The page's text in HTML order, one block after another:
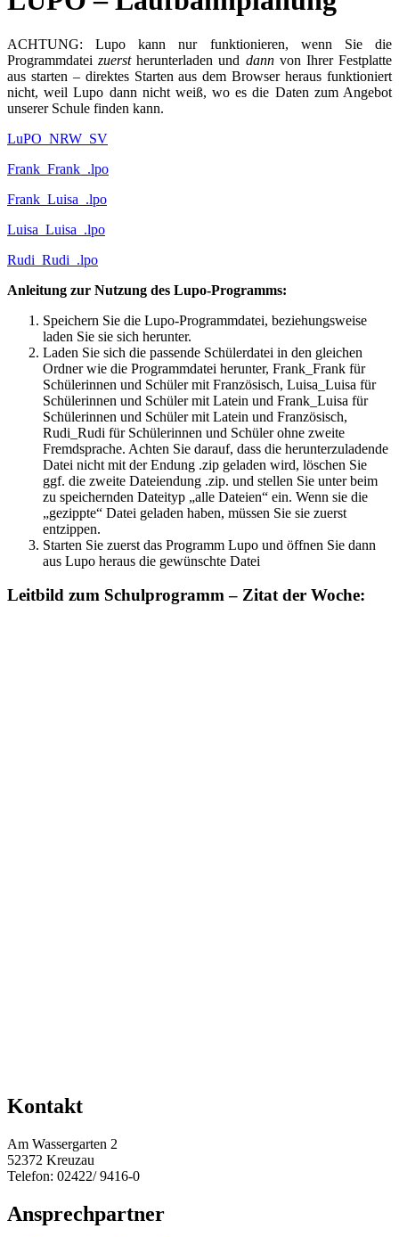
ACHTUNG: Lupo kann nur funktionieren, wenn Sie die
Programmdateizuerstherunterladen und dannvon Ihrer Festplatte
aus starten – direktes Starten aus dem Browser heraus funktioniert
nicht, weil Lupo dann nicht weiß, wo es die Daten zum Angebot
unserer Schule finden kann.
LuPO_NRW_SV
Frank_Frank_.lpo
Frank_Luisa_.lpo
Luisa_Luisa_.lpo
Rudi_Rudi_.lpo
Anleitung zur Nutzung des Lupo-Programms:
Speichern Sie die Lupo-Programmdatei, beziehungsweise
laden Sie sie sich herunter.
Laden Sie sich die passende Schülerdatei in den gleichen
Ordner wie die Programmdatei herunter, Frank_Frank für
Schülerinnen und Schüler mit Französisch, Luisa_Luisa für
Schülerinnen und Schüler mit Latein und Frank_Luisa für
Schülerinnen und Schüler mit Latein und Französisch,
Rudi_Rudi für Schülerinnen und Schüler ohne zweite
Fremdsprache. Achten Sie darauf, dass die herunterzuladende
Datei nicht mit der Endung .zip geladen wird, löschen Sie
ggf. die zweite Dateiendung .zip. und stellen Sie unter beim
zu speichernden Dateityp „alle Dateien“ ein. Wenn sie die
„gezippte“ Datei geladen haben, müssen Sie sie zuerst
entzippen.
Starten Sie zuerst das Programm Lupo und öffnen Sie dann
aus Lupo heraus die gewünschte Datei
Leitbild zum Schulprogramm – Zitat der Woche:
Kontakt
Am Wassergarten 2
52372 Kreuzau
Telefon: 02422/ 9416-0
Ansprechpartner